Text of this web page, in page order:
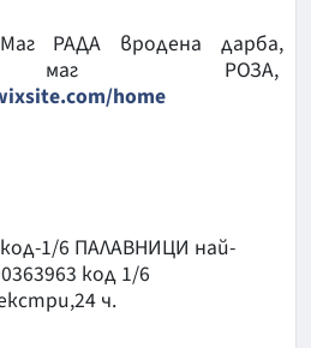
РАДА вродена дарба,
маг РОЗА,
home
код-1/6 ПАЛАВНИЦИ най-
код 1/6
ч.